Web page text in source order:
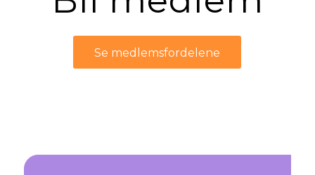
Se medlemsfordelene